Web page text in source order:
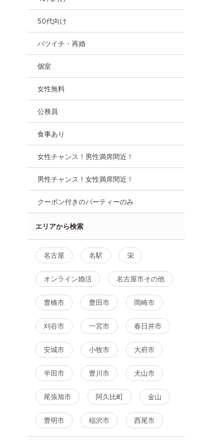
個室
女性無料 愛知県 岡崎市
50代向け
バツイチ・再婚
個室
女性無料
公務員
食事あり
女性チャンス！男性満席間近！
男性チャンス！女性満席間近！
クーポン付きのパーティーのみ
エリアから検索
名古屋 名駅 栄
オンライン婚活 名古屋市その他
豊橋市 豊田市 岡崎市
刈谷市 一宮市 春日井市
安城市 小牧市 大府市
半田市 豊川市 犬山市
尾張旭市 阿久比町 金山
豊明市 稲沢市 西尾市